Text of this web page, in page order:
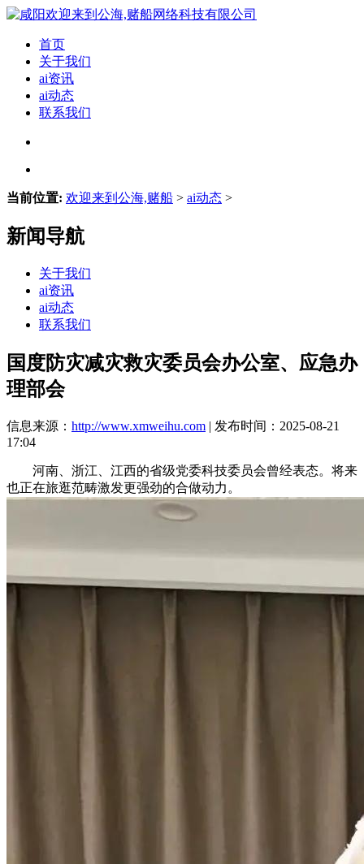
首页
关于我们
ai资讯
ai动态
联系我们
当前位置: 欢迎来到公海,赌船 > ai动态 >
新闻导航
关于我们
ai资讯
ai动态
联系我们
国度防灾减灾救灾委员会办公室、应急办
理部会
信息来源： http://www.xmweihu.com | 发布时间：2025-08-21
17:04
河南、浙江、江西的省级党委科技委员会曾经表态。将来
也正在旅逛范畴激发更强劲的合做动力。